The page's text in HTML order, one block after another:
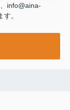
info@aina-
。